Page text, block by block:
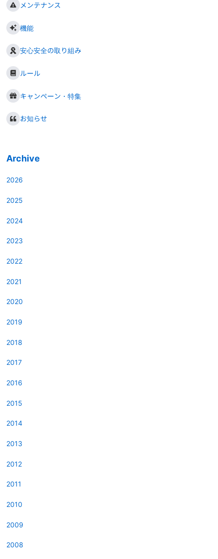
メンテナンス
機能
安心安全の取り組み
ルール
キャンペーン・特集
お知らせ
Archive
2026
2025
2024
2023
2022
2021
2020
2019
2018
2017
2016
2015
2014
2013
2012
2011
2010
2009
2008